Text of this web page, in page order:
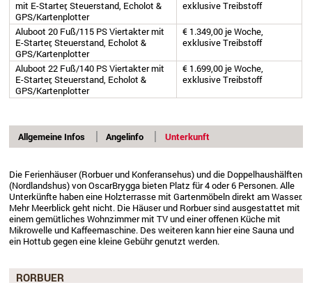
mit E-Starter, Steuerstand, Echolot &
GPS/Kartenplotter
exklusive Treibstoff
Aluboot 20 Fuß/115 PS Viertakter mit
E-Starter, Steuerstand, Echolot &
GPS/Kartenplotter
€ 1.349,00 je Woche,
exklusive Treibstoff
Aluboot 22 Fuß/140 PS Viertakter mit
E-Starter, Steuerstand, Echolot &
GPS/Kartenplotter
€ 1.699,00 je Woche,
exklusive Treibstoff
Allgemeine Infos Angelinfo Unterkunft
Die Ferienhäuser (Rorbuer und Konferansehus) und die Doppelhaushälften
(Nordlandshus) von OscarBrygga bieten Platz für 4 oder 6 Personen. Alle
Unterkünfte haben eine Holzterrasse mit Gartenmöbeln direkt am Wasser.
Mehr Meerblick geht nicht. Die Häuser und Rorbuer sind ausgestattet mit
einem gemütliches Wohnzimmer mit TV und einer offenen Küche mit
Mikrowelle und Kaffeemaschine. Des weiteren kann hier eine Sauna und
ein Hottub gegen eine kleine Gebühr genutzt werden.
RORBUER